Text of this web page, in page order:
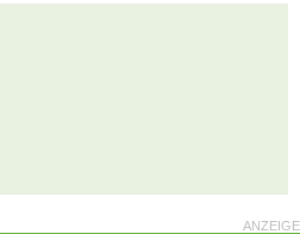
ANZEIGE